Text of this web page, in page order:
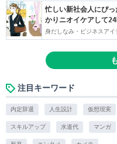
忙しい新社会人にぴ
かりニオイケアして24
身だしなみ・ビジネスアイ
注目キーワード
内定辞退 人生設計 仮想現実
スキルアップ 水道代 マンガ